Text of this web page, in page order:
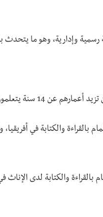
رسمية وإدارية، وهو ما